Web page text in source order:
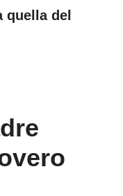
quella del